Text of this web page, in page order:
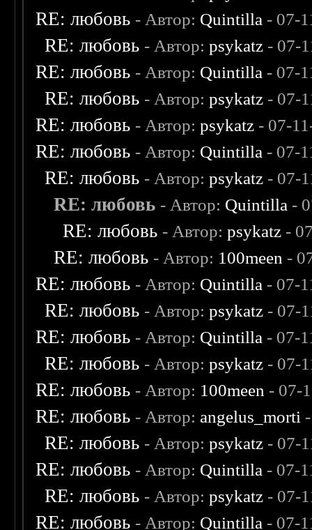
RE: любовь - Автор: Quintilla - 07-
RE: любовь - Автор:psykatz - 07-
RE: любовь - Автор: Quintilla - 07-
RE: любовь - Автор:psykatz - 07-
RE: любовь - Автор:psykatz - 07-
RE: любовь - Автор: Quintilla - 07-
RE: любовь - Автор:psykatz - 07-
RE: любовь - Автор: Quintilla -
RE: любовь - Автор:psykatz -
RE: любовь - Автор: 100meen -
RE: любовь - Автор: Quintilla - 07-
RE: любовь - Автор:psykatz - 07-
RE: любовь - Автор: Quintilla - 07-
RE: любовь - Автор:psykatz - 07-
RE: любовь - Автор: 100meen - 07-
RE: любовь - Автор: angelus_morti
RE: любовь - Автор:psykatz - 07-
RE: любовь - Автор: Quintilla - 07-
RE: любовь - Автор:psykatz - 07-
RE: любовь - Автор: Quintilla - 07-